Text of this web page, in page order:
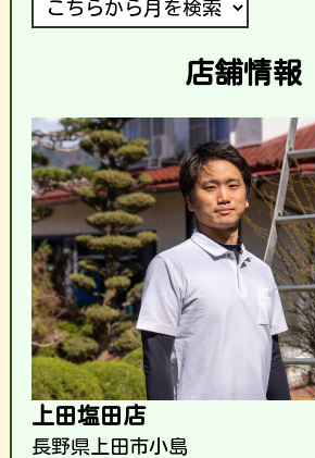
店舗情報
上田塩田店
長野県上田市小島